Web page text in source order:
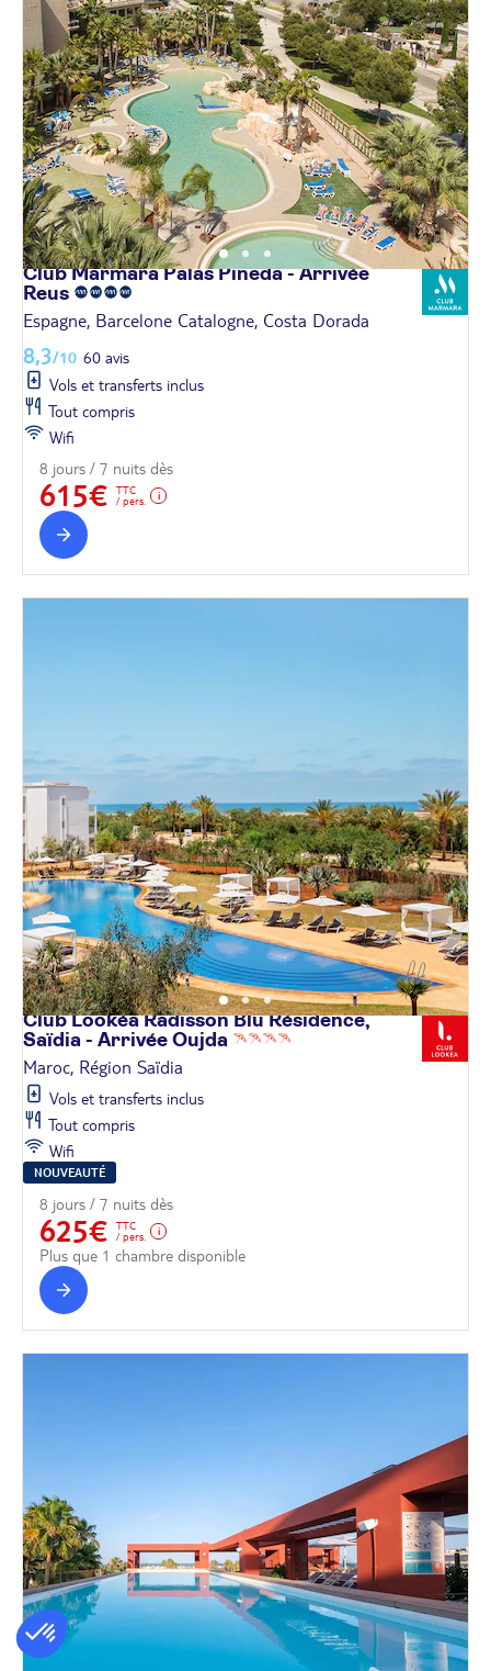
Club Marmara Palas Pineda - Arrivée
Reus
Espagne, Barcelone Catalogne, Costa Dorada
8,3/10 60 avis
Vols et transferts inclus
Tout compris
Wifi
8 jours / 7 nuits dès
615€
TTC
/ pers.
Club Lookéa Radisson Blu Résidence,
Saïdia - Arrivée Oujda
Maroc, Région Saïdia
Vols et transferts inclus
Tout compris
Wifi
NOUVEAUTÉ
8 jours / 7 nuits dès
625€
TTC
/ pers.
Plus que 1 chambre disponible